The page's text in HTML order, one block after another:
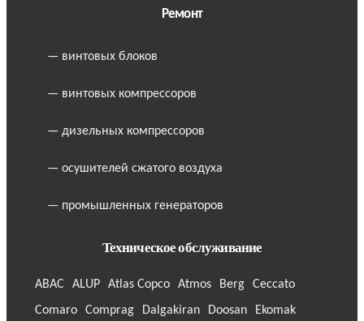
Ремонт
— винтовых блоков
— винтовых компрессоров
— дизельных компрессоров
— осушителей сжатого воздуха
— промышленных генераторов
Техническое обслуживание
ABAC ALUP Atlas Copco Atmos Berg
Ceccato
Comaro
Comprag Dalgakiran Doosan Ekomak